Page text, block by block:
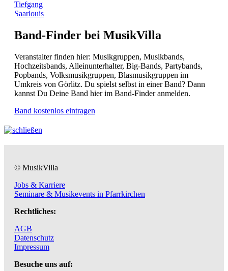
Tiefgang
Saarlouis
Band-Finder bei MusikVilla
Veranstalter finden hier: Musikgruppen, Musikbands,
Hochzeitsbands, Alleinunterhalter, Big-Bands, Partybands,
Popbands, Volksmusikgruppen, Blasmusikgruppen im
Umkreis von Görlitz. Du spielst selbst in einer Band? Dann
kannst Du Deine Band hier im Band-Finder anmelden.
Band kostenlos eintragen
© MusikVilla
Jobs & Karriere
Seminare & Musikevents in Pfarrkirchen
Rechtliches:
AGB
Datenschutz
Impressum
Besuche uns auf: